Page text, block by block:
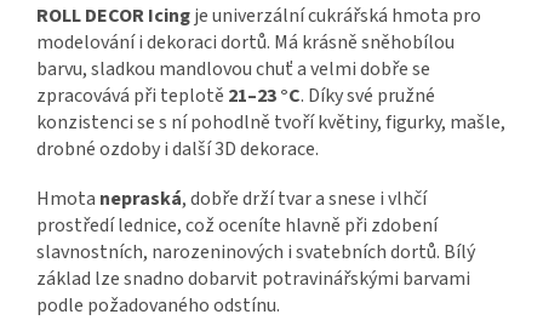
ROLL DECOR Icingje univerzální cukrářská hmota pro
modelování i dekoraci dortů. Má krásně sněhobílou
barvu, sladkou mandlovou chuť a velmi dobře se
zpracovává při teplotě 21–23 °C. Díky své pružné
konzistenci se s ní pohodlně tvoří květiny, figurky, mašle,
drobné ozdoby i další 3D dekorace.
Hmota nepraská, dobře drží tvar a snese i vlhčí
prostředí lednice, což oceníte hlavně při zdobení
slavnostních, narozeninových i svatebních dortů. Bílý
základ lze snadno dobarvit potravinářskými barvami
podle požadovaného odstínu.